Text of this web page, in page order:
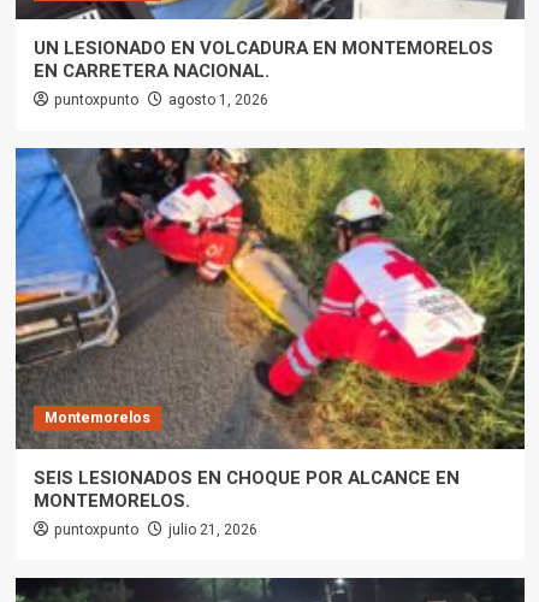
UN LESIONADO EN VOLCADURA EN MONTEMORELOS
EN CARRETERA NACIONAL.
puntoxpunto agosto 1, 2026
Montemorelos
SEIS LESIONADOS EN CHOQUE POR ALCANCE EN
MONTEMORELOS.
puntoxpunto julio 21, 2026